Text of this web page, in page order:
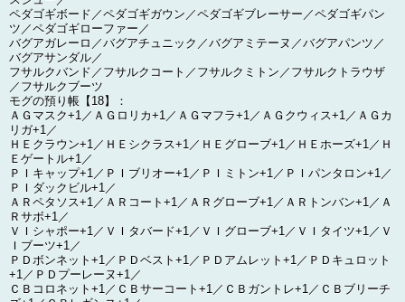
ペダゴギボード／ペダゴギガウン／ペダゴギブレーサー／ペダゴギパン
ツ／ペダゴギローファー／
バグアガレーロ／バグアチュニック／バグアミテーヌ／バグアパンツ／
バグアサンダル／
フサルクバンド／フサルクコート／フサルクミトン／フサルクトラウザ
／フサルクブーツ
モグの預り帳【18】：
ＡＧマスク+1／ＡＧロリカ+1／ＡＧマフラ+1／ＡＧクウィス+1／ＡＧカ
リガ+1／
ＨＥクラウン+1／ＨＥシクラス+1／ＨＥグローブ+1／ＨＥホーズ+1／Ｈ
Ｅゲートル+1／
ＰＩキャップ+1／ＰＩブリオー+1／ＰＩミトン+1／ＰＩパンタロン+1／
ＰＩダックビル+1／
ＡＲペタソス+1／ＡＲコート+1／ＡＲグローブ+1／ＡＲトンバン+1／Ａ
Ｒサボ+1／
ＶＩシャポー+1／ＶＩタバード+1／ＶＩグローブ+1／ＶＩタイツ+1／Ｖ
Ｉブーツ+1／
ＰＤボンネット+1／ＰＤベスト+1／ＰＤアムレット+1／ＰＤキュロット
+1／ＰＤプーレーヌ+1／
ＣＢコロネット+1／ＣＢサーコート+1／ＣＢガントレ+1／ＣＢブリーチ